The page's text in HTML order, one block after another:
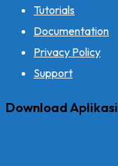
Tutorials
Documentation
Privacy Policy
Support
Download Aplikasi